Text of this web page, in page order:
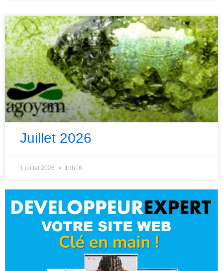
Juillet 2026
1 juillet 2026 13h16